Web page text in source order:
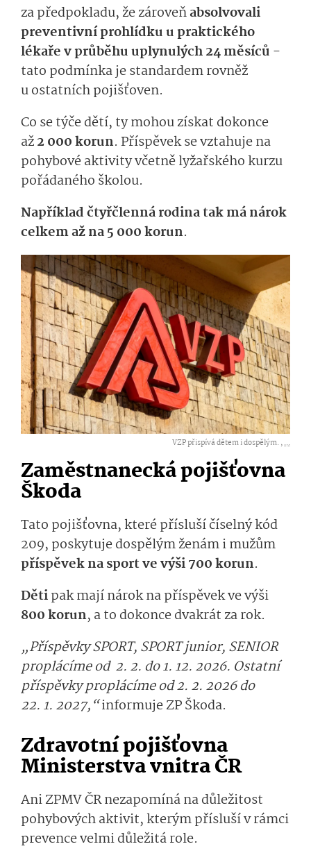
za předpokladu, že zároveňabsolvovali
preventivní prohlídku u praktického
lékaře v průběhu uplynulých 24 měsíců -
tato podmínka je standardem rovněž
u ostatních pojišťoven.
Co se týče dětí, ty mohou získat dokonce
až2 000 korun. Příspěvek se vztahuje na
pohybové aktivity včetně lyžařského kurzu
pořádaného školou.
Například čtyřčlenná rodina tak má nárok
celkem až na 5 000 korun.
VZP přispívá dětem i dospělým. ,...
Zaměstnanecká pojišťovna
Škoda
Tato pojišťovna, které přísluší číselný kód
209, poskytuje dospělým ženám i mužům
příspěvek na sport ve výši 700 korun.
Dětipak mají nárok na příspěvek ve výši
800 korun, a to dokonce dvakrát za rok.
„Příspěvky SPORT, SPORT junior, SENIOR
proplácíme od 2. 2. do 1. 12. 2026. Ostatní
příspěvky proplácíme od 2. 2. 2026 do
22. 1. 2027,“informuje ZP Škoda.
Zdravotní pojišťovna
Ministerstva vnitra ČR
Ani ZPMV ČR nezapomíná na důležitost
pohybových aktivit, kterým přísluší v rámci
prevence velmi důležitá role.